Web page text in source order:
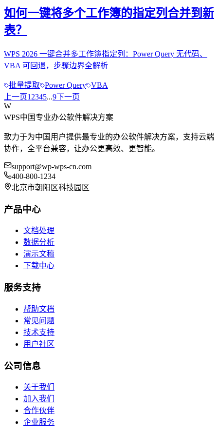
如何一键将多个工作簿的指定列合并到新
表？
WPS 2026 一键合并多工作簿指定列：Power Query 无代码、
VBA 可回退，步骤边界全解析
批量提取 Power Query VBA
上一页1 2345...9下一页
W
WPS中国专业办公软件解决方案
致力于为中国用户提供最专业的办公软件解决方案，支持云端
协作，全平台兼容，让办公更高效、更智能。
support@wp-wps-cn.com
400-800-1234
北京市朝阳区科技园区
产品中心
文档处理
数据分析
演示文稿
下载中心
服务支持
帮助文档
常见问题
技术支持
用户社区
公司信息
关于我们
加入我们
合作伙伴
企业服务